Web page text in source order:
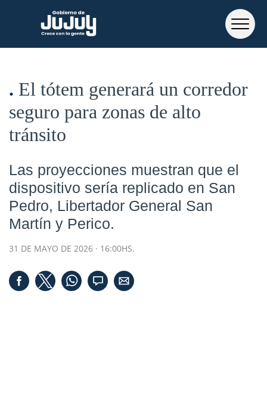
El tótem generará un corredor
seguro para zonas de alto
tránsito
Las proyecciones muestran que el
dispositivo sería replicado en San
Pedro, Libertador General San
Martín y Perico.
31 DE MAYO DE 2026 · 16:00HS.